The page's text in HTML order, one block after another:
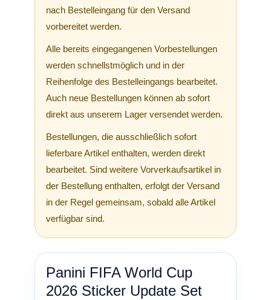
nach Bestelleingang für den Versand
vorbereitet werden.
Alle bereits eingegangenen Vorbestellungen
werden schnellstmöglich und in der
Reihenfolge des Bestelleingangs bearbeitet.
Auch neue Bestellungen können ab sofort
direkt aus unserem Lager versendet werden.
Bestellungen, die ausschließlich sofort
lieferbare Artikel enthalten, werden direkt
bearbeitet. Sind weitere Vorverkaufsartikel in
der Bestellung enthalten, erfolgt der Versand
in der Regel gemeinsam, sobald alle Artikel
verfügbar sind.
Panini FIFA World Cup
2026 Sticker Update Set